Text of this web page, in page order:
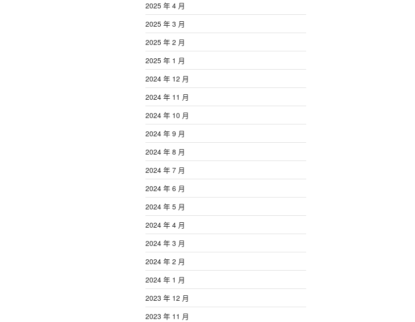
2025 年 4 月
2025 年 3 月
2025 年 2 月
2025 年 1 月
2024 年 12 月
2024 年 11 月
2024 年 10 月
2024 年 9 月
2024 年 8 月
2024 年 7 月
2024 年 6 月
2024 年 5 月
2024 年 4 月
2024 年 3 月
2024 年 2 月
2024 年 1 月
2023 年 12 月
2023 年 11 月